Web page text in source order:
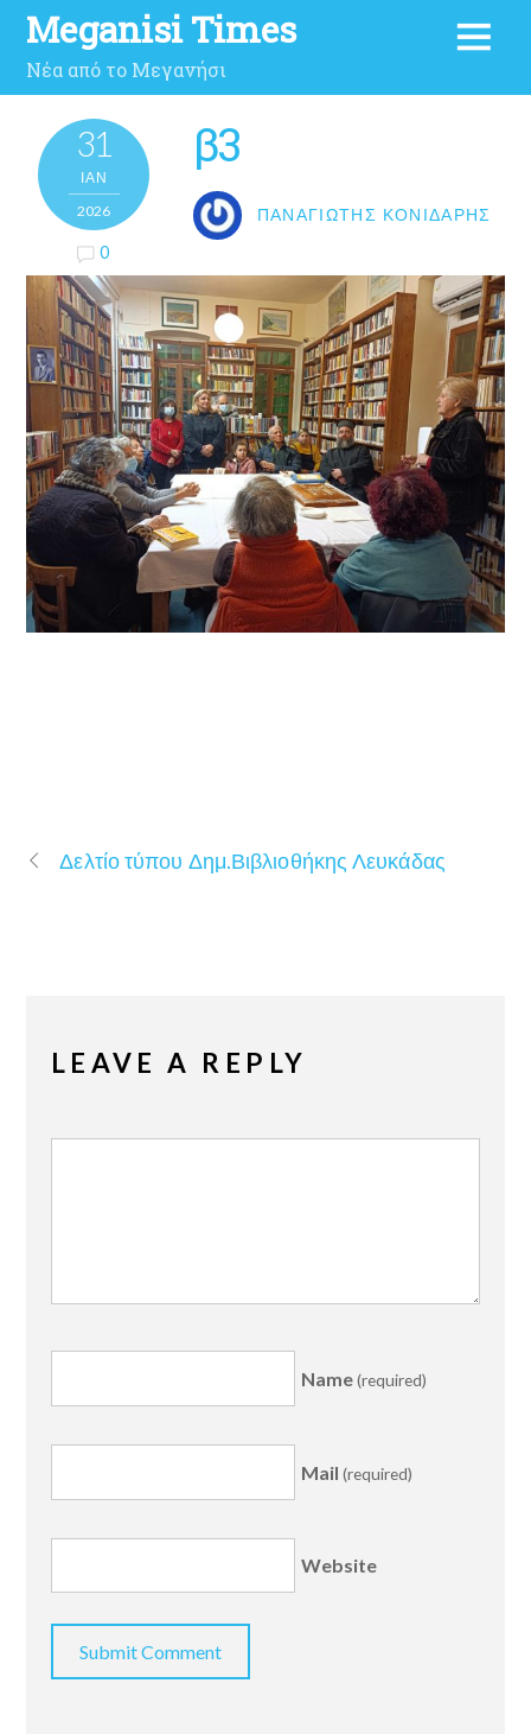
Meganisi Times
Νέα από το Μεγανήσι
31
ΙΑΝ
2026
0
β3
ΠΑΝΑΓΙΏΤΗΣ ΚΟΝΙΔΆΡΗΣ
Δελτίο τύπου Δημ.Βιβλιοθήκης Λευκάδας
LEAVE A REPLY
Name(required)
Mail (required)
Website